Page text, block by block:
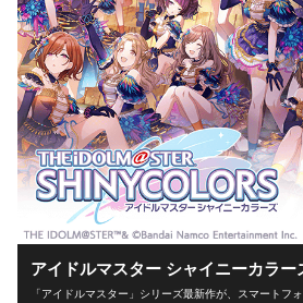
アイドルマスター シャイニーカラー
「アイドルマスター」シリーズ最新作が、スマートフ